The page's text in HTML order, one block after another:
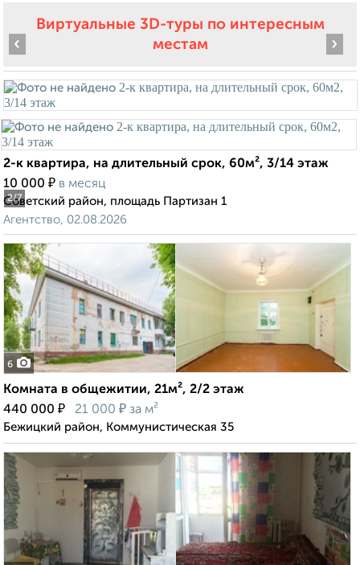
Виртуальные 3D-туры по интересным
местам
2/7
‹ ›
2-к квартира, на длительный срок, 60м², 3/14 этаж
10 000 ₽ в месяц
Советский район, площадь Партизан 1
Агентство, 02.08.2026
6
Комната в общежитии, 21м², 2/2 этаж
440 000 ₽ 21 000 ₽ за м²
Бежицкий район, Коммунистическая 35